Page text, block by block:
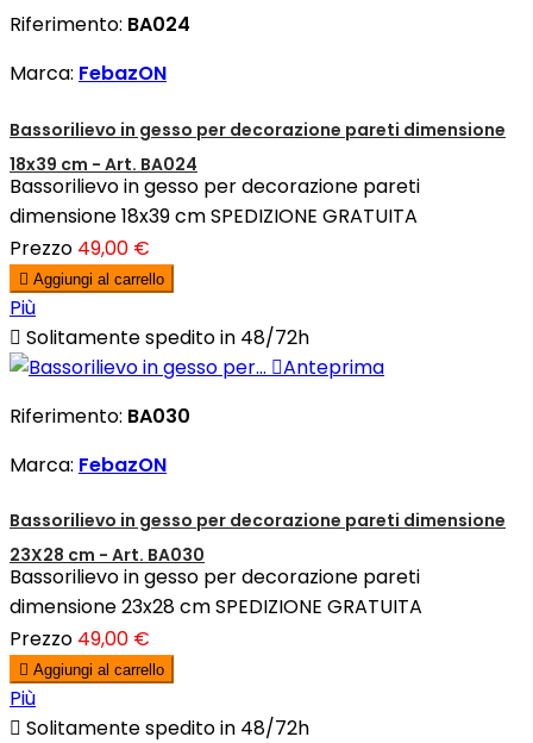
Riferimento: BA024
Marca: FebazON
Bassorilievo in gesso per decorazione pareti dimensione
18x39 cm - Art. BA024
Bassorilievo in gesso per decorazione pareti
dimensione 18x39 cm SPEDIZIONE GRATUITA
Prezzo 49,00 €
 Aggiungi al carrello
Più
 Solitamente spedito in 48/72h
Anteprima
Riferimento: BA030
Marca: FebazON
Bassorilievo in gesso per decorazione pareti dimensione
23X28 cm - Art. BA030
Bassorilievo in gesso per decorazione pareti
dimensione 23x28 cm SPEDIZIONE GRATUITA
Prezzo 49,00 €
 Aggiungi al carrello
Più
 Solitamente spedito in 48/72h